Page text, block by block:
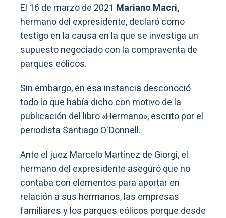
El 16 de marzo de 2021 Mariano Macri,
hermano del expresidente, declaró como
testigo en la causa en la que se investiga un
supuesto negociado con la compraventa de
parques eólicos.
Sin embargo, en esa instancia desconoció
todo lo que había dicho con motivo de la
publicación del libro «Hermano», escrito por el
periodista Santiago O´Donnell.
Ante el juez Marcelo Martínez de Giorgi, el
hermano del expresidente aseguró que no
contaba con elementos para aportar en
relación a sus hermanos, las empresas
familiares y los parques eólicos porque desde